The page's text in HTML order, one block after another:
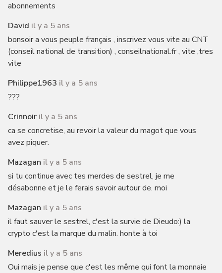
abonnements
David il y a 5 ans
bonsoir a vous peuple français , inscrivez vous vite au CNT
(conseil national de transition) , conseilnational.fr , vite ,tres
vite
Philippe1963 il y a 5 ans
???
Crinnoir il y a 5 ans
ca se concretise, au revoir la valeur du magot que vous
avez piquer.
Mazagan il y a 5 ans
si tu continue avec tes merdes de sestrel, je me
désabonne et je le ferais savoir autour de. moi
Mazagan il y a 5 ans
il faut sauver le sestrel, c'est la survie de Dieudo:) la
crypto c'est la marque du malin. honte à toi
Meredius il y a 5 ans
Oui mais je pense que c'est les même qui font la monnaie